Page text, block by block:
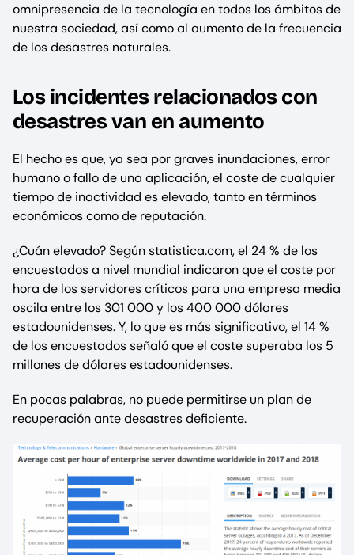
omnipresencia de la tecnología en todos los ámbitos de
nuestra sociedad, así como al aumento de la frecuencia
de los desastres naturales.
Los incidentes relacionados con
desastres van en aumento
El hecho es que, ya sea por graves inundaciones, error
humano o fallo de una aplicación, el coste de cualquier
tiempo de inactividad es elevado, tanto en términos
económicos como de reputación.
¿Cuán elevado? Según statistica.com, el 24 % de los
encuestados a nivel mundial indicaron que el coste por
hora de los servidores críticos para una empresa media
oscila entre los 301 000 y los 400 000 dólares
estadounidenses. Y, lo que es más significativo, el 14 %
de los encuestados señaló que el coste superaba los 5
millones de dólares estadounidenses.
En pocas palabras, no puede permitirse un plan de
recuperación ante desastres deficiente.